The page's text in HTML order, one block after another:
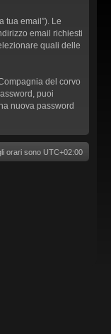
tua email”). Le
email richiesti
quali delle
del corvo
puoi
nuova password
orari sono UTC+02:00